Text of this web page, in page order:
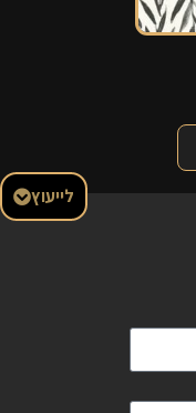
לייעוץ